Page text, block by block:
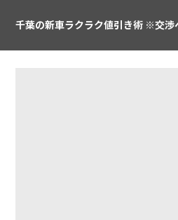
千葉の新車ラクラク値引き術 ※交渉